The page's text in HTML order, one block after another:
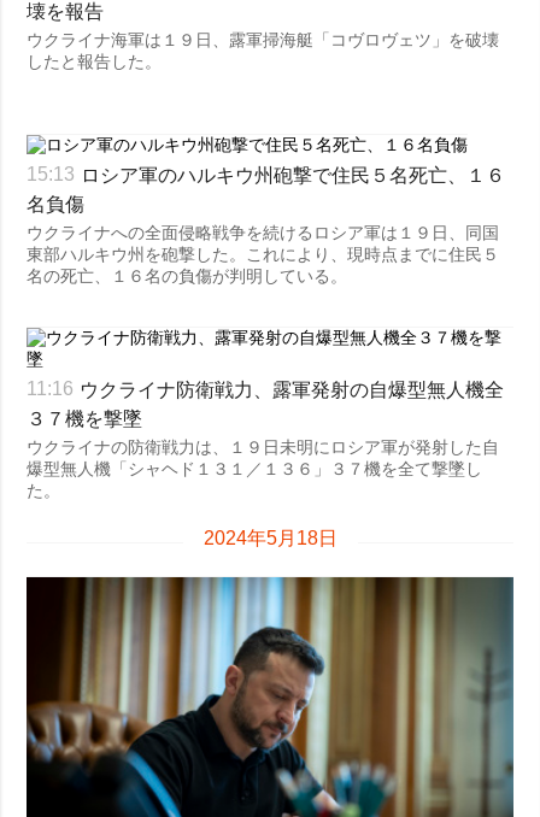
壊を報告
ウクライナ海軍は１９日、露軍掃海艇「コヴロヴェツ」を破壊
したと報告した。
15:13 ロシア軍のハルキウ州砲撃で住民５名死亡、１６
名負傷
ウクライナへの全面侵略戦争を続けるロシア軍は１９日、同国
東部ハルキウ州を砲撃した。これにより、現時点までに住民５
名の死亡、１６名の負傷が判明している。
11:16 ウクライナ防衛戦力、露軍発射の自爆型無人機全
３７機を撃墜
ウクライナの防衛戦力は、１９日未明にロシア軍が発射した自
爆型無人機「シャヘド１３１／１３６」３７機を全て撃墜し
た。
2024年5月18日